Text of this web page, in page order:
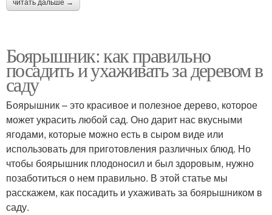
читать дальше →
Боярышник: как правильно
посадить и ухаживать за деревом в
саду
Боярышник – это красивое и полезное дерево, которое
может украсить любой сад. Оно дарит нас вкусными
ягодами, которые можно есть в сыром виде или
использовать для приготовления различных блюд. Но
чтобы боярышник плодоносил и был здоровым, нужно
позаботиться о нем правильно. В этой статье мы
расскажем, как посадить и ухаживать за боярышником в
саду.